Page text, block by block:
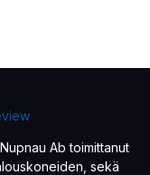
Ab toimittanut
sekä